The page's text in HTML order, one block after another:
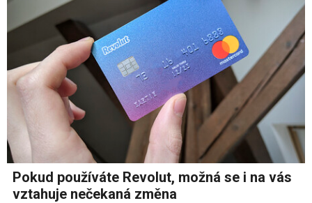
Pokud používáte Revolut, možná se i na vás
vztahuje nečekaná změna